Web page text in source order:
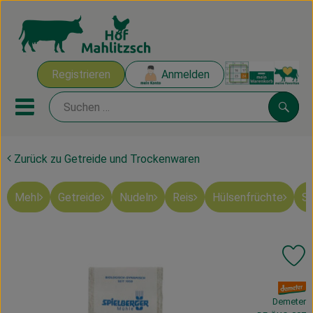
Registrieren Anmelden
Mobiles Menu öffnen oder
Ökokisten
Mahlitzscher Produkte
Zurück zu Getreide und Trockenwaren
Mehl Getreide Nudeln Reis Hülsenfrüchte
, Verband:
Demeter